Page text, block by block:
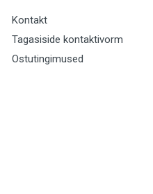
Kontakt
Tagasiside kontaktivorm
Ostutingimused